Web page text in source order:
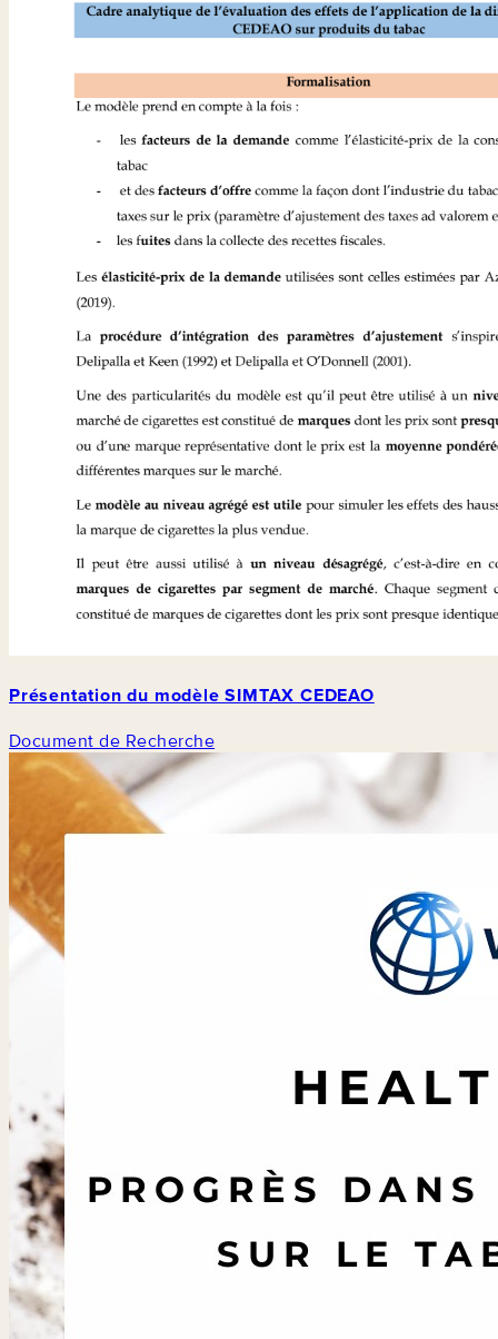
Présentation du modèle SIMTAX CEDEAO
Document de Recherche